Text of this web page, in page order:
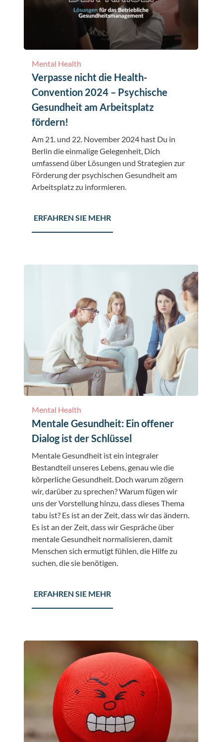
Mental Health
Verpasse nicht die Health-
Convention 2024 – Psychische
Gesundheit am Arbeitsplatz
fördern!
Am 21. und 22. November 2024 hast Du in
Berlin die einmalige Gelegenheit, Dich
umfassend über Lösungen und Strategien zur
Förderung der psychischen Gesundheit am
Arbeitsplatz zu informieren.
ERFAHREN SIE MEHR
Mental Health
Mentale Gesundheit: Ein offener
Dialog ist der Schlüssel
Mentale Gesundheit ist ein integraler
Bestandteil unseres Lebens, genau wie die
körperliche Gesundheit. Doch warum zögern
wir, darüber zu sprechen? Warum fügen wir
uns der Vorstellung hinzu, dass dieses Thema
tabu ist? Es ist an der Zeit, dass wir das ändern.
Es ist an der Zeit, dass wir Gespräche über
mentale Gesundheit normalisieren, damit
Menschen sich ermutigt fühlen, die Hilfe zu
suchen, die sie benötigen.
ERFAHREN SIE MEHR